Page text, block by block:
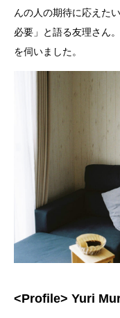
んの人の期待に応えた
必要」と語る友理さん
を伺いました。
<Profile> Yuri